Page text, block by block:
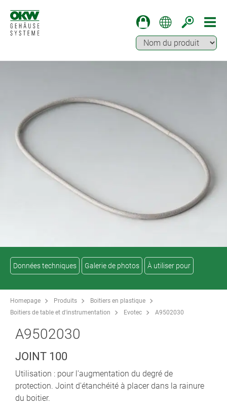
Données techniques Galerie de photos À utiliser pour
Homepage Produits
Boitiers en plastique
Boitiers de table et d'instrumentation
Evotec A9502030
A9502030
JOINT 100
Utilisation : pour l'augmentation du degré de
protection. Joint d'étanchéité à placer dans la rainure
du boitier.